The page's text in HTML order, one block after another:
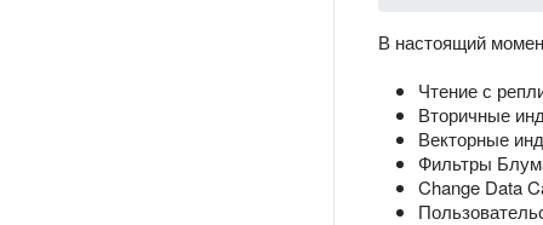
В настоящий
Чтение с
Вторичные
Векторные
Фильтры
Change Data